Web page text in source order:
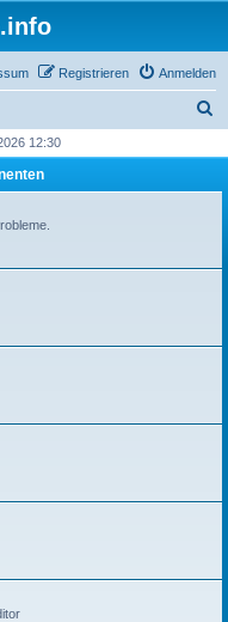
Anmelden
Registrieren
h
12:30